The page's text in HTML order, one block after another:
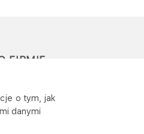
o tym, jak
danymi
FIRMIE